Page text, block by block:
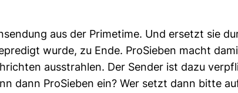
aus der Primetime. Und ersetzt sie
wurde, zu Ende. ProSieben macht
ausstrahlen. Der Sender ist dazu
dann ProSieben ein? Wer setzt dann bitte